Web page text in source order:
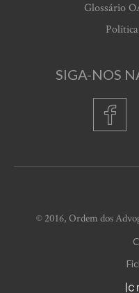
Glossário
SIGA-NOS
© 2016, Ordem dos